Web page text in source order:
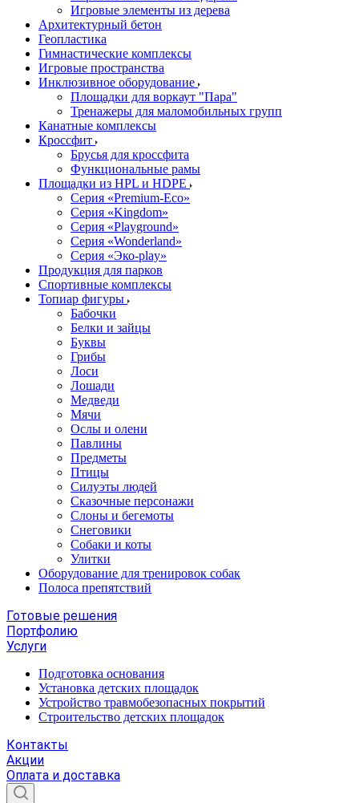
Игровые элементы из дерева
Архитектурный бетон
Геопластика
Гимнастические комплексы
Игровые пространства
Инклюзивное оборудование
Площадки для воркаут "Пара"
Тренажеры для маломобильных групп
Канатные комплексы
Кроссфит
Брусья для кроссфита
Функциональные рамы
Площадки из HPL и HDPE
Серия «Premium-Eco»
Серия «Kingdom»
Серия «Playground»
Серия «Wonderland»
Серия «Эко-play»
Продукция для парков
Спортивные комплексы
Топиар фигуры
Бабочки
Белки и зайцы
Буквы
Грибы
Лоси
Лошади
Медведи
Мячи
Ослы и олени
Павлины
Предметы
Птицы
Силуэты людей
Сказочные персонажи
Слоны и бегемоты
Снеговики
Собаки и коты
Улитки
Оборудование для тренировок собак
Полоса препятствий
Готовые решения
Портфолию
Услуги
Подготовка основания
Установка детских площадок
Устройство травмобезопасных покрытий
Строительство детских площадок
Контакты
Акции
Оплата и доставка